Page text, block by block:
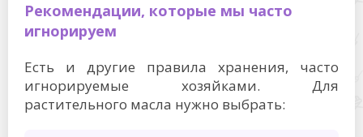
Рекомендации, которые мы часто
игнорируем
Есть и другие правила хранения, часто
игнорируемые хозяйками. Для
растительного масла нужно выбрать: